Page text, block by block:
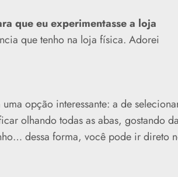
que eu experimentasse a loja
que tenho na loja física. Adorei
opção interessante: a de
olhando todas as abas, gostando
dessa forma, você pode ir direto